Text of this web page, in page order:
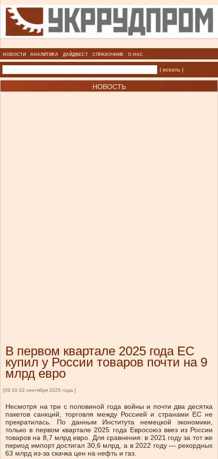
НОВОСТИ АНАЛИТИКА ДАЙДЖЕСТ СПРАВОЧНИК О НАС
| искать |
НОВОСТЬ
В первом квартале 2025 года ЕС
купил у России товаров почти на 9
млрд евро
[09:10 22 сентября 2025 года ]
Несмотря на три с половиной года войны и почти два десятка
пакетов санкций, торговля между Россией и странами ЕС не
прекратилась. По данным Института немецкой экономики,
только в первом квартале 2025 года Евросоюз ввез из России
товаров на 8,7 млрд евро. Для сравнения: в 2021 году за тот же
период импорт достигал 30,6 млрд, а в 2022 году — рекордных
63 млрд из-за скачка цен на нефть и газ.